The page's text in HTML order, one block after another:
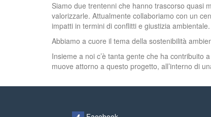
Siamo due trentenni che hanno trascorso quasi
valorizzarle. Attualmente collaboriamo con un
impatti in termini di conflitti e giustizia ambientale.
Abbiamo a cuore il tema della sostenibilità
Insieme a noi c’è tanta gente che ha
muove attorno a questo progetto, all’interno di